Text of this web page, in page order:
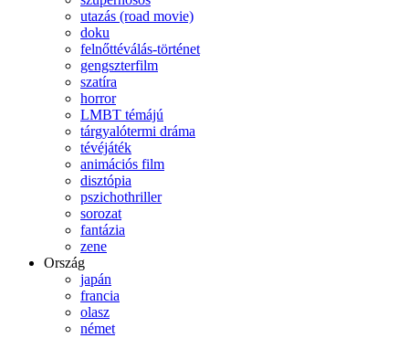
utazás (road movie)
doku
felnőttéválás-történet
gengszterfilm
szatíra
horror
LMBT témájú
tárgyalótermi dráma
tévéjáték
animációs film
disztópia
pszichothriller
sorozat
fantázia
zene
Ország
japán
francia
olasz
német